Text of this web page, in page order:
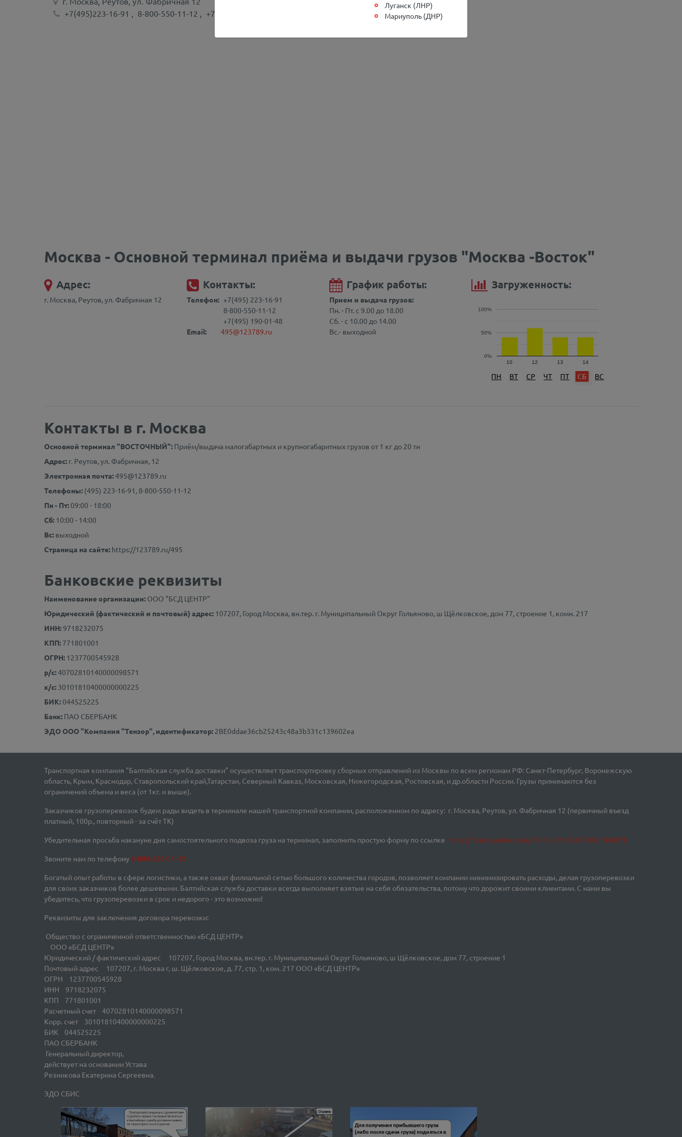
+7(495)223-16-91 , 8-800-550-11-12 , +7(495)190-01-48
Москва - Основной терминал приёма и выдачи грузов "Москва -Восток"
Адрес:
г. Москва, Реутов, ул. Фабричная 12
Контакты:
Телефон: +7(495) 223-16-91
8-800-550-11-12
+7(495) 190-01-48
Email:
495@123789.ru
График работы:
Прием и выдача грузов:
Пн. - Пт. с 9.00 до 18.00
Сб. - с 10.00 до 14.00
Вс.- выходной
Загруженность:
10 12 13 14
0%
50%
100%
ПН ВТ СР ЧТ ПТ СБ ВС
Контакты в г. Москва
Основной терминал "ВОСТОЧНЫЙ": Приём/выдача малогабартных и крупногабаритных грузов от 1 кг до 20 тн
Адрес: г. Реутов, ул. Фабричная, 12
Электронная почта:495@123789.ru
Телефоны: (495) 223-16-91, 8-800-550-11-12
Пн - Пт: 09:00 - 18:00
Сб: 10:00 - 14:00
Вс: выходной
Страница на сайте: https://123789.ru/495
Банковские реквизиты
Наименование организации: ООО "БСД ЦЕНТР"
Юридический (фактический и почтовый) адрес: 107207, Город Москва, вн.тер. г. Муниципальный Округ Гольяново, ш Щёлковское, дом 77, строение 1, комн. 217
ИНН: 9718232075
КПП: 771801001
ОГРН: 1237700545928
р/с:40702810140000098571
к/с: 30101810400000000225
БИК: 044525225
Банк: ПАО СБЕРБАНК
ЭДО ООО "Компания "Тензор", идентификатор: 2BE0ddae36cb25243c48a3b331c139602ea
Транспортная компания "Балтийская служба доставки" осуществляет транспортировку сборных отправлений из Москвы по всем регионам РФ: Санкт-Петербург, Воронежскую
область, Крым, Краснодар, Ставропольский край,Татарстан, Северный Кавказ, Московская, Нижегородская, Ростовская, и др.области России. Грузы принимаются без
ограничений объема и веса (от 1кг. и выше).
Заказчиков грузоперевозок будем рады видеть в терминале нашей транспортной компании, расположенном по адресу: г. Москва, Реутов, ул. Фабричная 12 (первичный въезд
платный, 100р., повторный - за счёт ТК)
Убедительная просьба накануне дня самостоятельного подвоза груза на терминал, заполнить простую форму по ссылке https://forms.yandex.ru/u/694292d16d2d730021d4b97b
Звоните нам по телефону8-800-550-11-12
Богатый опыт работы в сфере логистики, а также охват филиальной сетью большого количества городов, позволяет компании минимизировать расходы, делая грузоперевозки
для своих заказчиков более дешевыми. Балтийская служба доставки всегда выполняет взятые на себя обязательства, потому что дорожит своими клиентами. С нами вы
убедитесь, что грузоперевозки в срок и недорого - это возможно!
Реквизиты для заключения договора перевозки:
Общество с ограниченной ответственностью «БСД ЦЕНТР»
ООО «БСД ЦЕНТР»
Юридический / фактический адрес 107207, Город Москва, вн.тер. г. Муниципальный Округ Гольяново, ш Щёлковское, дом 77, строение 1
Почтовый адрес 107207, г. Москва г, ш. Щёлковское, д. 77, стр. 1, ком. 217 ООО «БСД ЦЕНТР»
ОГРН 1237700545928
ИНН 9718232075
КПП 771801001
Расчетный счет 40702810140000098571
Корр. счет 30101810400000000225
БИК 044525225
ПАО СБЕРБАНК
Генеральный директор,
действует на основании Устава
Резникова Екатерина Сергеевна.
ЭДО СБИС
Луганск (ЛНР)
Мариуполь (ДНР)